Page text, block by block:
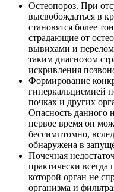
Остеопороз. При
высвобождаться в
становятся более
страдающие от
вывихами и
таким диагнозом
искривления
Формирование
гиперкальциемией
почках и других
Опасность данного
первое время он
бессимптомно,
обнаружена в
Почечная
практически
которой орган не
организма и